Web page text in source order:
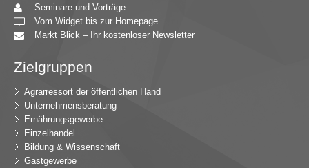
Seminare und Vorträge
Vom Widget bis zur Homepage
Markt Blick – Ihr kostenloser Newsletter
Zielgruppen
Agrarressort der öffentlichen Hand
Unternehmensberatung
Ernährungsgewerbe
Einzelhandel
Bildung & Wissenschaft
Gastgewerbe